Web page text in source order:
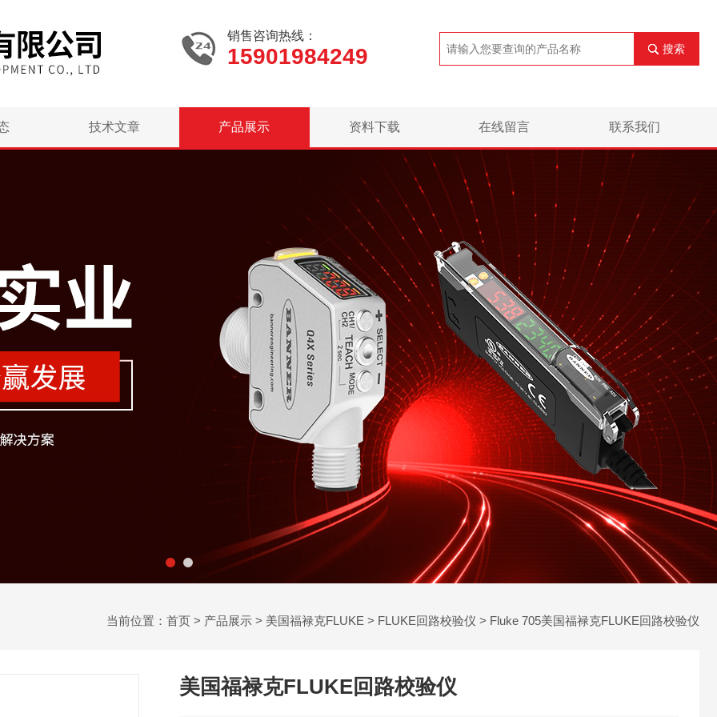
销售咨询热线：
15901984249 搜索
技术文章 产品展示 资料下载 在线留言 联系我们
当前位置： 首页 > 产品展示 > 美国福禄克FLUKE > FLUKE回路校验仪 > Fluke 705美国福禄克FLUKE回路校验仪
美国福禄克FLUKE回路校验仪